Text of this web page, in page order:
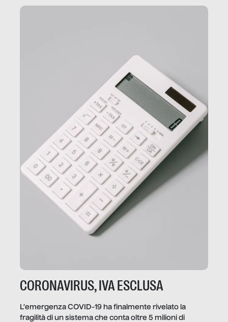
CORONAVIRUS, IVA ESCLUSA
L’emergenza COVID-19 ha finalmente rivelato la
fragilità di un sistema che conta oltre 5 milioni di